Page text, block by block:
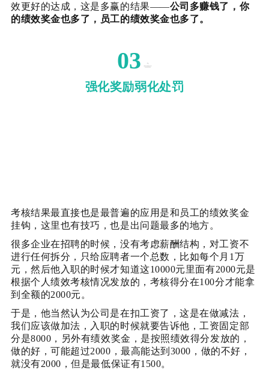
效更好的达成，这是多赢的结果——公司多赚钱了，你
的绩效奖金也多了，员工的绩效奖金也多了。
03
强化奖励弱化处罚
考核结果最直接也是最普遍的应用是和员工的绩效奖金
挂钩，这里也有技巧，也是出问题最多的地方。
很多企业在招聘的时候，没有考虑薪酬结构，对工资不
进行任何拆分，只给应聘者一个总数，比如每个月1万
元，然后他入职的时候才知道这10000元里面有2000元是
根据个人绩效考核情况发放的，考核得分在100分才能拿
到全额的2000元。
于是，他当然认为公司是在扣工资了，这是在做减法，
我们应该做加法，入职的时候就要告诉他，工资固定部
分是8000，另外有绩效奖金，是按照绩效得分发放的，
做的好，可能超过2000，最高能达到3000，做的不好，
就没有2000，但是最低保证有1500。